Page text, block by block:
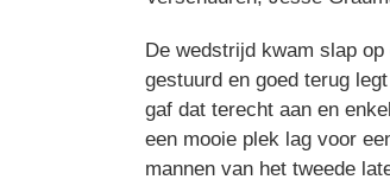
De wedstrijd kwam slap
gestuurd en goed terug
gaf dat terecht aan en
een mooie plek lag voor
mannen van het tweede